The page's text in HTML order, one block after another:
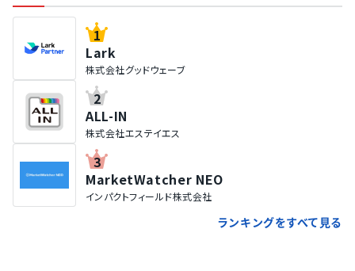
1
Lark
株式会社グッドウェーブ
2
ALL-IN
株式会社エステイエス
3
MarketWatcher NEO
インパクトフィールド株式会社
ランキングをすべて見る